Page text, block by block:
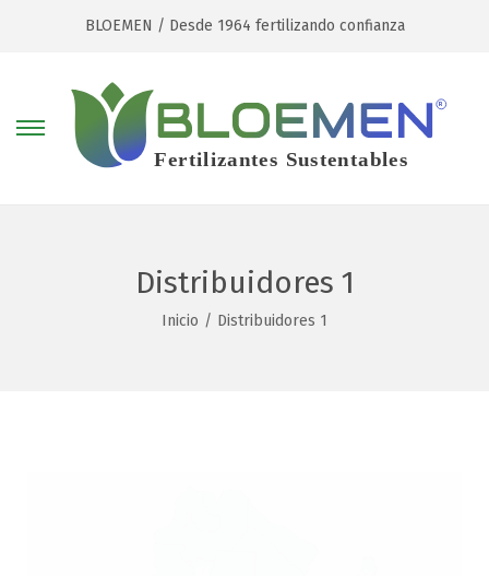
BLOEMEN / Desde 1964 fertilizando confianza
Distribuidores 1
Inicio / Distribuidores 1